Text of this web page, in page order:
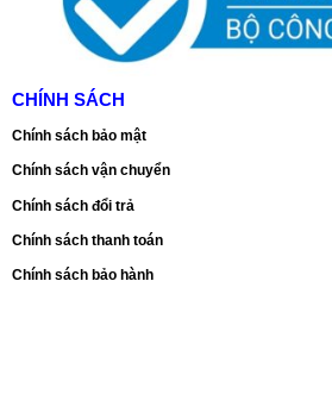
CHÍNH SÁCH
Chính sách bảo mật
Chính sách vận chuyển
Chính sách đổi trả
Chính sách thanh toán
Chính sách bảo hành